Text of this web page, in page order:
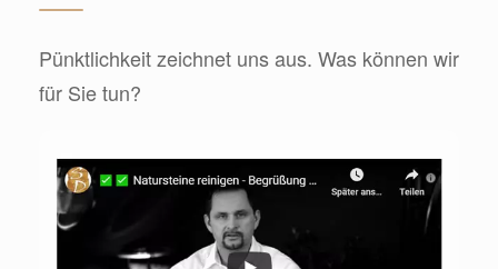
Pünktlichkeit zeichnet uns aus. Was können wir
für Sie tun?